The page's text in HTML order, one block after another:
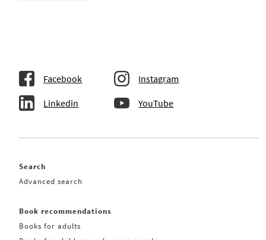
Facebook Instagram
Linkedin YouTube
Search
Advanced search
Book recommendations
Books for adults